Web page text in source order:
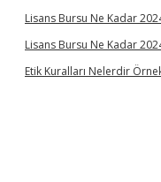
Lisans Bursu Ne Kadar
Lisans Bursu Ne Kadar
Etik Kuralları Nelerdir